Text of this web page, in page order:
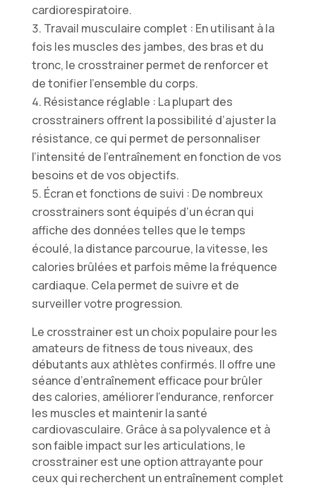
cardiorespiratoire.
Travail musculaire complet : En utilisant à la
fois les muscles des jambes, des bras et du
tronc, le crosstrainer permet de renforcer et
de tonifier l’ensemble du corps.
Résistance réglable : La plupart des
crosstrainers offrent la possibilité d’ajuster la
résistance, ce qui permet de personnaliser
l’intensité de l’entraînement en fonction de vos
besoins et de vos objectifs.
Écran et fonctions de suivi : De nombreux
crosstrainers sont équipés d’un écran qui
affiche des données telles que le temps
écoulé, la distance parcourue, la vitesse, les
calories brûlées et parfois même la fréquence
cardiaque. Cela permet de suivre et de
surveiller votre progression.
Le crosstrainer est un choix populaire pour les
amateurs de fitness de tous niveaux, des
débutants aux athlètes confirmés. Il offre une
séance d’entraînement efficace pour brûler
des calories, améliorer l’endurance, renforcer
les muscles et maintenir la santé
cardiovasculaire. Grâce à sa polyvalence et à
son faible impact sur les articulations, le
crosstrainer est une option attrayante pour
ceux qui recherchent un entraînement complet